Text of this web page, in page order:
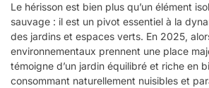
Le hérisson est bien plus qu’un élément
sauvage : il est un pivot essentiel à la
des jardins et espaces verts. En 2025,
environnementaux prennent une place
témoigne d’un jardin équilibré et riche en
consommant naturellement nuisibles et